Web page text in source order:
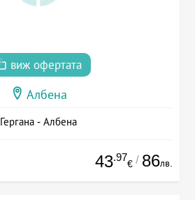
виж офертата
Албена
Гергана - Албена
43.97
€ / 86лв.